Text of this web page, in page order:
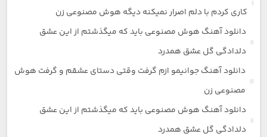
کاری کردم با دلم اصرار نمیکنه دیگه هوش مصنوعی زن
دانلود آهنگ هوش مصنوعی باید که میگذشتم از این عشق
دلدادگی گل عشق همدرد
دانلود آهنگ جوانیمو ازم گرفت وقتی دستای عشقم و گرفت هوش
مصنوعی زن
دانلود آهنگ هوش مصنوعی باید که میگذشتم از این عشق
دلدادگی گل عشق همدرد